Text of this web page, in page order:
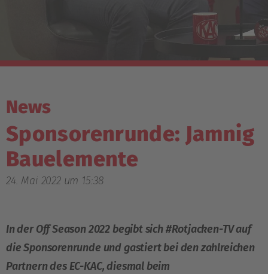
News
Sponsorenrunde: Jamnig
Bauelemente
24. Mai 2022 um 15:38
In der Off Season 2022 begibt sich #Rotjacken-TV auf
die Sponsorenrunde und gastiert bei den zahlreichen
Partnern des EC-KAC, diesmal beim